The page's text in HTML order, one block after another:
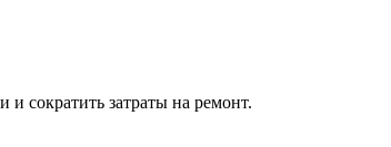
сократить затраты на ремонт.